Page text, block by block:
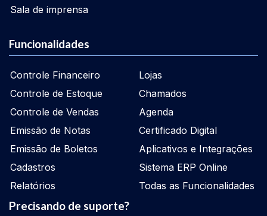
Sala de imprensa
Funcionalidades
Controle Financeiro
Controle de Estoque
Controle de Vendas
Emissão de Notas
Emissão de Boletos
Cadastros
Relatórios
Lojas
Chamados
Agenda
Certificado Digital
Aplicativos e Integrações
Sistema ERP Online
Todas as Funcionalidades
Precisando de suporte?